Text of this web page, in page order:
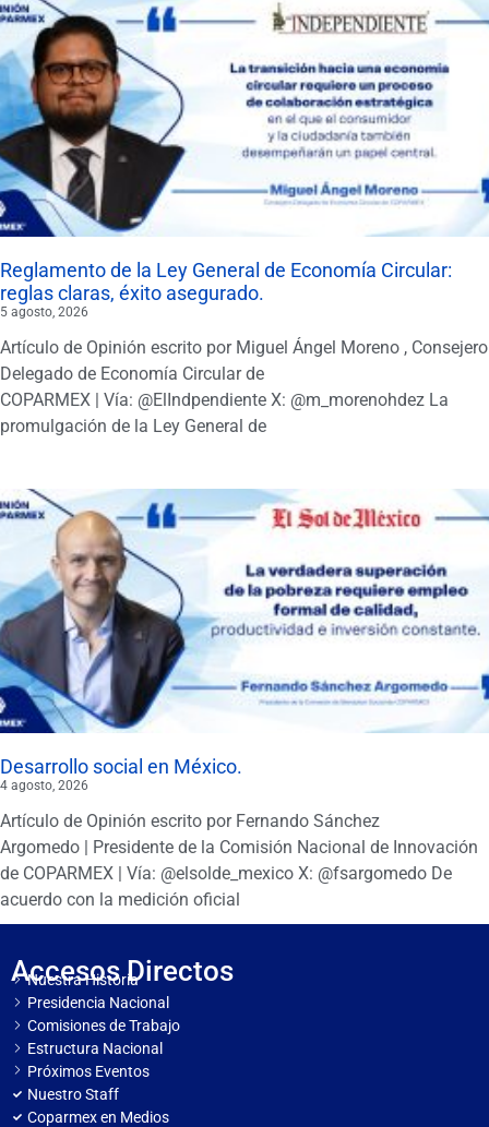
Reglamento de la Ley General de Economía Circular:
reglas claras, éxito asegurado.
5 agosto, 2026
Artículo de Opinión escrito por Miguel Ángel Moreno , Consejero
Delegado de Economía Circular de
COPARMEX | Vía: @ElIndpendiente X: @m_morenohdez La
promulgación de la Ley General de
Desarrollo social en México.
4 agosto, 2026
Artículo de Opinión escrito por Fernando Sánchez
Argomedo | Presidente de la Comisión Nacional de Innovación
de COPARMEX | Vía: @elsolde_mexico X: @fsargomedo De
acuerdo con la medición oficial
Accesos Directos
Nuestra Historia
Presidencia Nacional
Comisiones de Trabajo
Estructura Nacional
Próximos Eventos
Nuestro Staff
Coparmex en Medios